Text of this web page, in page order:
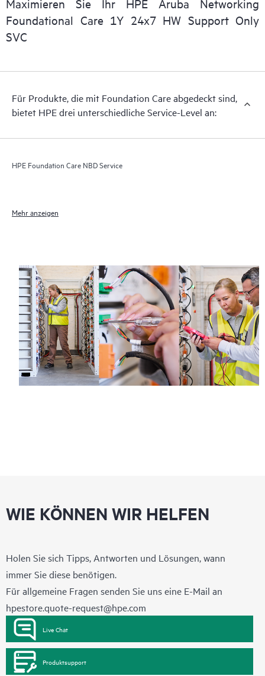
Maximieren Sie Ihr HPE Aruba Networking
Foundational Care 1Y 24x7 HW Support Only
SVC
Für Produkte, die mit Foundation Care abgedeckt sind,
bietet HPE drei unterschiedliche Service-Level an:
HPE Foundation Care NBD Service
Mehr anzeigen
WIE KÖNNEN WIR HELFEN
Holen Sie sich Tipps, Antworten und Lösungen, wann
immer Sie diese benötigen.
Für allgemeine Fragen senden Sie uns eine E-Mail an
hpestore.quote-request@hpe.com
Live Chat
Produktsupport